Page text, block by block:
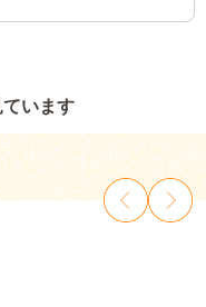
います